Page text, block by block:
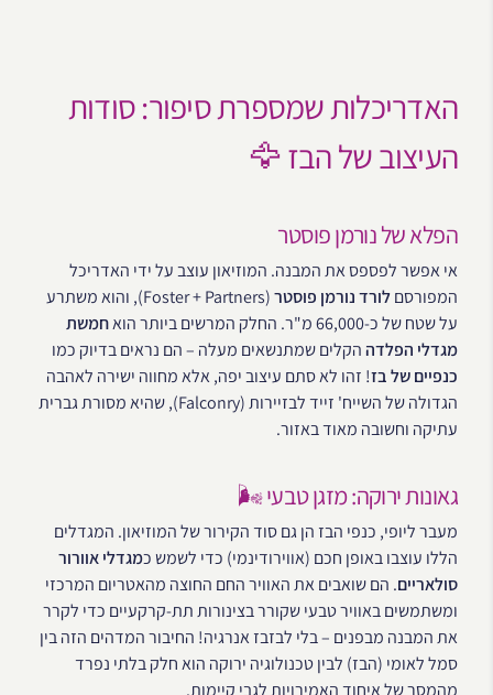
האדריכלות שמספרת סיפור: סודות
העיצוב של הבז 🦅
הפלא של נורמן פוסטר
אי אפשר לפספס את המבנה. המוזיאון עוצב על ידי האדריכל
המפורסםלורד נורמן פוסטר
(Foster + Partners), והוא משתרע
על שטח של כ-66,000 מ"ר. החלק המרשים ביותר הוא
חמשת
מגדלי הפלדההקלים שמתנשאים מעלה – הם נראים בדיוק כמו
כנפיים של בז! זהו לא סתם עיצוב יפה, אלא מחווה ישירה לאהבה
הגדולה של השייח' זייד לבזיירות (Falconry), שהיא מסורת גברית
עתיקה וחשובה מאוד באזור.
גאונות ירוקה: מזגן טבעי 🌬️
מעבר ליופי, כנפי הבז הן גם סוד הקירור של המוזיאון. המגדלים
הללו עוצבו באופן חכם (אווירודינמי) כדי לשמש כמגדלי אוורור
סולאריים. הם שואבים את האוויר החם החוצה מהאטריום המרכזי
ומשתמשים באוויר טבעי שקורר בצינורות תת-קרקעיים כדי לקרר
את המבנה מבפנים – בלי לבזבז אנרגיה! החיבור המדהים הזה בין
סמל לאומי (הבז) לבין טכנולוגיה ירוקה הוא חלק בלתי נפרד
מהמסר של איחוד האמירויות לגבי קיימות.